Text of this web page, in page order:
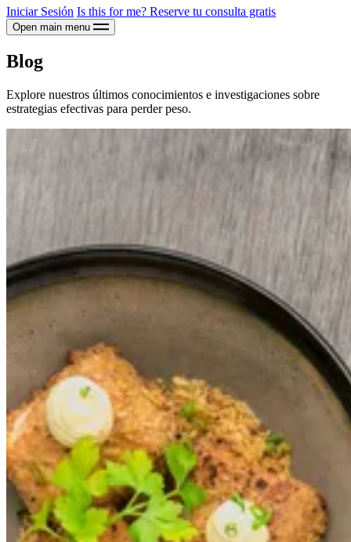
Iniciar Sesión Is this for me? Reserve tu consulta gratis
Open main menu
Blog
Explore nuestros últimos conocimientos e investigaciones sobre
estrategias efectivas para perder peso.